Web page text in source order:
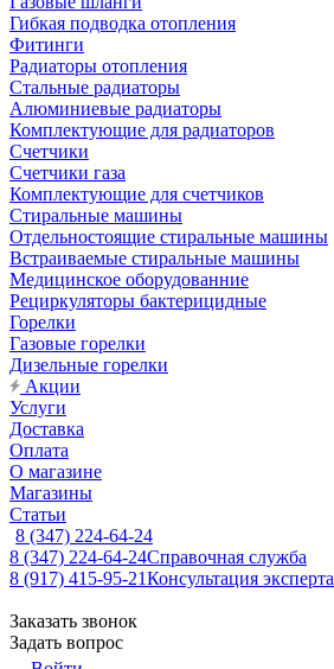
Гибкая подводка отопления
Фитинги
Радиаторы отопления
Стальные радиаторы
Алюминиевые радиаторы
Комплектующие для радиаторов
Счетчики
Счетчики газа
Комплектующие для счетчиков
Стиральные машины
Отдельностоящие стиральные машины
Встраиваемые стиральные машины
Медицинское оборудованние
Рециркуляторы бактерицидные
Горелки
Газовые горелки
Дизельные горелки
Акции
Услуги
Доставка
Оплата
О магазине
Магазины
Статьи
8 (347) 224-64-24
8 (347) 224-64-24Справочная служба
8 (917) 415-95-21Консультация эксперта
Заказать звонок
Задать вопрос